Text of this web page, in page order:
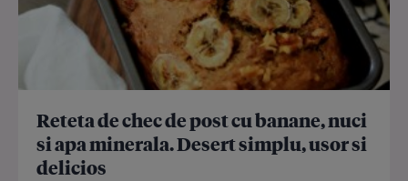
Reteta de chec de post cu banane, nuci
si apa minerala. Desert simplu, usor si
delicios